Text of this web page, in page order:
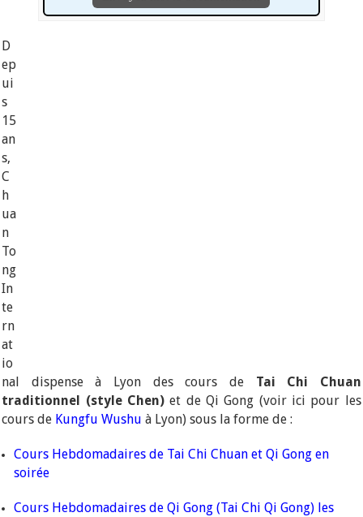
D
ep
ui
s
15
an
s,
C
h
ua
n
To
ng
In
te
rn
at
io
nal dispense à Lyon des cours de Tai Chi Chuan
traditionnel (style Chen)et de Qi Gong (voir ici pour les
cours de Kungfu Wushuà Lyon) sous la forme de :
Cours Hebdomadaires de Tai Chi Chuan et Qi Gong en
soirée
Cours Hebdomadaires de Qi Gong (Tai Chi Qi Gong) les